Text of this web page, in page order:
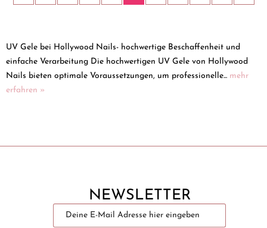
UV Gele bei Hollywood Nails- hochwertige Beschaffenheit und
einfache Verarbeitung Die hochwertigen UV Gele von Hollywood
Nails bieten optimale Voraussetzungen, um professionelle... mehr
erfahren »
NEWSLETTER